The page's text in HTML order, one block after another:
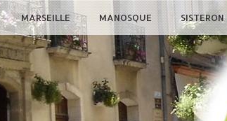
MARSEILLE MANOSQUE SISTERON